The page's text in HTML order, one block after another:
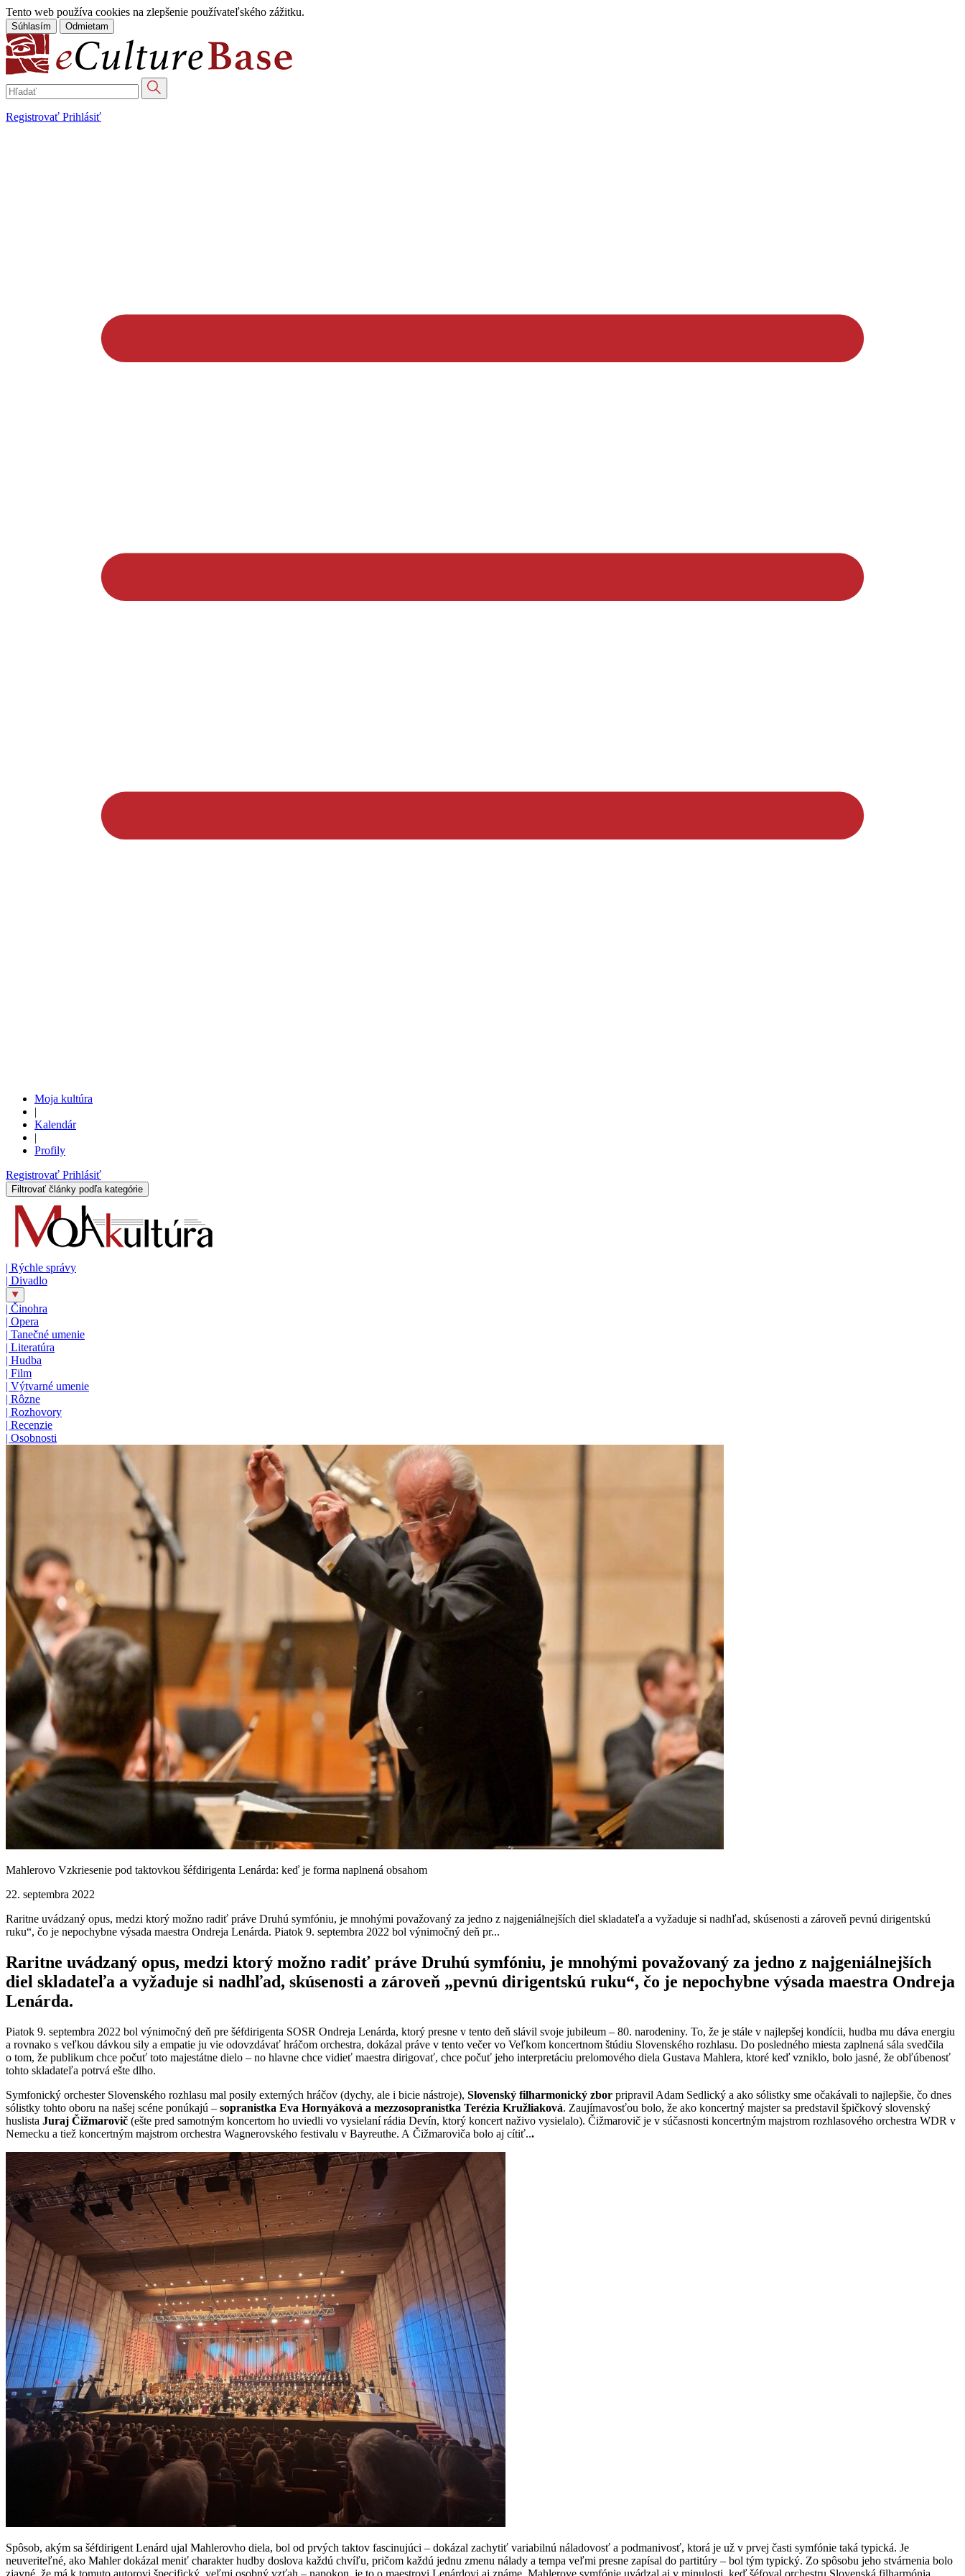
Tento web používa cookies na zlepšenie používateľského zážitku.
Súhlasím Odmietam
Registrovať Prihlásiť
Moja kultúra
|
Kalendár
|
Profily
Registrovať Prihlásiť
Filtrovať články podľa kategórie
| Rýchle správy
| Divadlo
| Činohra
| Opera
| Tanečné umenie
| Literatúra
| Hudba
| Film
| Výtvarné umenie
| Rôzne
| Rozhovory
| Recenzie
| Osobnosti
Mahlerovo Vzkriesenie pod taktovkou šéfdirigenta Lenárda: keď je forma naplnená obsahom
22. septembra 2022
Raritne uvádzaný opus, medzi ktorý možno radiť práve Druhú symfóniu, je mnohými považovaný za jedno z najgeniálnejších diel skladateľa a vyžaduje si nadhľad, skúsenosti a zároveň pevnú dirigentskú
ruku“, čo je nepochybne výsada maestra Ondreja Lenárda. Piatok 9. septembra 2022 bol výnimočný deň pr...
Raritne uvádzaný opus, medzi ktorý možno radiť práve Druhú symfóniu, je mnohými považovaný za jedno z najgeniálnejších
diel skladateľa a vyžaduje si nadhľad, skúsenosti a zároveň „pevnú dirigentskú ruku“, čo je nepochybne výsada maestra Ondreja
Lenárda.
Piatok 9. septembra 2022 bol výnimočný deň pre šéfdirigenta SOSR Ondreja Lenárda, ktorý presne v tento deň slávil svoje jubileum – 80. narodeniny. To, že je stále v najlepšej kondícii, hudba mu dáva energiu
a rovnako s veľkou dávkou sily a empatie ju vie odovzdávať hráčom orchestra, dokázal práve v tento večer vo Veľkom koncertnom štúdiu Slovenského rozhlasu. Do posledného miesta zaplnená sála svedčila
o tom, že publikum chce počuť toto majestátne dielo – no hlavne chce vidieť maestra dirigovať, chce počuť jeho interpretáciu prelomového diela Gustava Mahlera, ktoré keď vzniklo, bolo jasné, že obľúbenosť
tohto skladateľa potrvá ešte dlho.
Symfonický orchester Slovenského rozhlasu mal posily externých hráčov (dychy, ale i bicie nástroje), Slovenský filharmonický zbor pripravil Adam Sedlický a ako sólistky sme očakávali to najlepšie, čo dnes
sólistky tohto oboru na našej scéne ponúkajú – sopranistka Eva Hornyáková a mezzosopranistka Terézia Kružliaková. Zaujímavosťou bolo, že ako koncertný majster sa predstavil špičkový slovenský
huslista Juraj Čižmarovič (ešte pred samotným koncertom ho uviedli vo vysielaní rádia Devín, ktorý koncert naživo vysielalo). Čižmarovič je v súčasnosti koncertným majstrom rozhlasového orchestra WDR v
Nemecku a tiež koncertným majstrom orchestra Wagnerovského festivalu v Bayreuthe. A Čižmaroviča bolo aj cítiť...
Spôsob, akým sa šéfdirigent Lenárd ujal Mahlerovho diela, bol od prvých taktov fascinujúci – dokázal zachytiť variabilnú náladovosť a podmanivosť, ktorá je už v prvej časti symfónie taká typická. Je
neuveriteľné, ako Mahler dokázal meniť charakter hudby doslova každú chvíľu, pričom každú jednu zmenu nálady a tempa veľmi presne zapísal do partitúry – bol tým typický. Zo spôsobu jeho stvárnenia bolo
zjavné, že má k tomuto autorovi špecifický, veľmi osobný vzťah – napokon, je to o maestrovi Lenárdovi aj známe, Mahlerove symfónie uvádzal aj v minulosti, keď šéfoval orchestru Slovenská filharmónia.